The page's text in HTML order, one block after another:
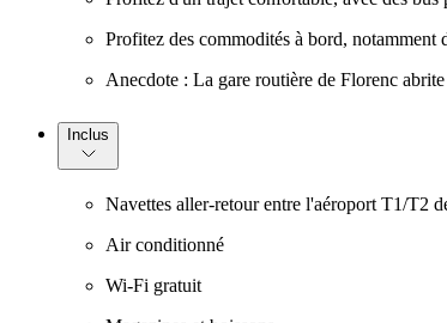
Profitez des commodités à bord, notamment
Anecdote : La gare routière de Florenc
Inclus
Navettes aller-retour entre l'aéroport T1/T2
Air conditionné
Wi-Fi gratuit